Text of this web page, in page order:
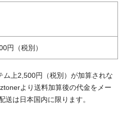
円（税別）
ム上2,500円（税別）が加算されな
より送料加算後の代金をメー
送は日本国内に限ります。